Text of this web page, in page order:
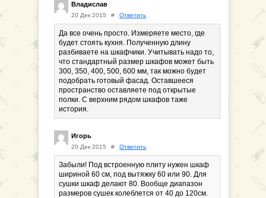
Владислав
20 Дек 2015 # Ответить
Да все очень просто. Измеряете место, где
будет стоять кухня. Полученную длину
разбиваете на шкафчики. Учитывать надо то,
что стандартный размер шкафов может быть
300, 350, 400, 500, 600 мм, так можно будет
подобрать готовый фасад. Оставшееся
пространство оставляете под открытые
полки. С верхним рядом шкафов таже
история.
Игорь
20 Дек 2015 # Ответить
Забыли! Под встроенную плиту нужен шкаф
шириной 60 см, под вытяжку 60 или 90. Для
сушки шкаф делают 80. Вообще диапазон
размеров сушек колеблется от 40 до 120см.